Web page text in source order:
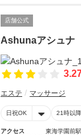
店舗公式
Ashunaアシュナ
エステ マッサージ
日祝OK 21時以
アクセス
東海学園前